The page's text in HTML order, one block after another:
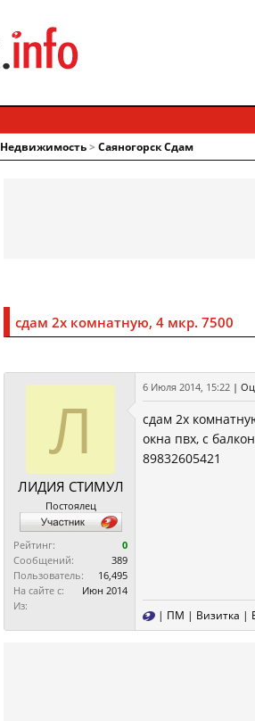
Недвижимость> Саяногорск Сдам
сдам 2х комнатную, 4 мкр. 7500
Л
ЛИДИЯ СТИМУЛ
Постоялец
Рейтинг:
0
Сообщений:
389
Пользователь:
16,495
На сайте с:
Июн 2014
Из:
6 Июля 2014, 15:22 |
сдам 2х
окна пвх, с
89832605421
| ПМ | Визитка |